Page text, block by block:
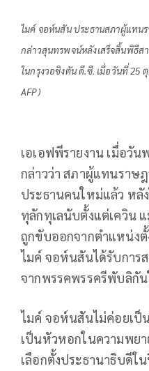
ไมค์ จอห์นสัน ประธานสภาผู้แทน
กล่าวสุนทรพจน์หลังเสร็จสิ้นพิธีส
ในกรุงวอชิงตัน ดี.ซี. เมื่อวันที่ 25
AFP)
เอเอฟพีรายงาน เมื่อวั
กล่าวว่า สภาผู้แทนราษ
ประธานคนใหม่แล้ว หลั
ทุลักทุเลนับตั้งแต่เควิน
ถูกขับออกจากตำแหน่ง
ไมค์ จอห์นสันได้รับการ
จากพรรคพรรครีพับลิกั
ไมค์ จอห์นสันไม่ค่อยเป็
เป็นหัวหอกในความพย
เลือกตั้งประธานาธิบดีใ